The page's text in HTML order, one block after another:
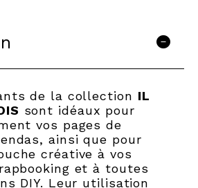
de la collection IL
sont idéaux pour
vos pages de
ainsi que pour
créative à vos
et à toutes
DIY. Leur utilisation